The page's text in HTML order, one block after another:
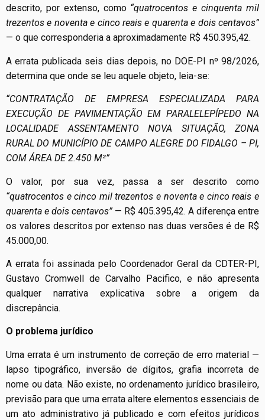
descrito, por extenso, como “quatrocentos e cinquenta mil
trezentos e noventa e cinco reais e quarenta e dois centavos”
— o que corresponderia a aproximadamente R$ 450.395,42.
A errata publicada seis dias depois, no DOE-PI nº 98/2026,
determina que onde se leu aquele objeto, leia-se:
“CONTRATAÇÃO DE EMPRESA ESPECIALIZADA PARA
EXECUÇÃO DE PAVIMENTAÇÃO EM PARALELEPÍPEDO NA
LOCALIDADE ASSENTAMENTO NOVA SITUAÇÃO, ZONA
RURAL DO MUNICÍPIO DE CAMPO ALEGRE DO FIDALGO – PI,
COM ÁREA DE 2.450 M²”
O valor, por sua vez, passa a ser descrito como
“quatrocentos e cinco mil trezentos e noventa e cinco reais e
quarenta e dois centavos” — R$ 405.395,42. A diferença entre
os valores descritos por extenso nas duas versões é de R$
45.000,00.
A errata foi assinada pelo Coordenador Geral da CDTER-PI,
Gustavo Cromwell de Carvalho Pacifico, e não apresenta
qualquer narrativa explicativa sobre a origem da
discrepância.
O problema jurídico
Uma errata é um instrumento de correção de erro material —
lapso tipográfico, inversão de dígitos, grafia incorreta de
nome ou data. Não existe, no ordenamento jurídico brasileiro,
previsão para que uma errata altere elementos essenciais de
um ato administrativo já publicado e com efeitos jurídicos